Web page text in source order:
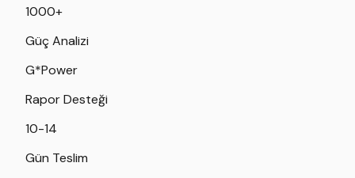
1000+
Güç Analizi
G*Power
Rapor Desteği
10-14
Gün Teslim